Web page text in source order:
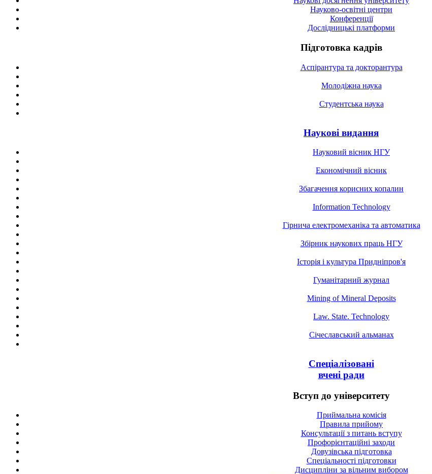
Науково-освітні центри
Конференції
Дослідницькі платформи
Підготовка кадрів
Аспірантура та докторантура
Молодіжна наука
Студентська наука
Наукові видання
Науковий вісник НГУ
Економічний вісник
Збагачення корисних копалин
Information Technology
Гірнича електромеханіка та автоматика
Збірник наукових праць НГУ
Історія і культура Придніпров'я
Гуманітарний журнал
Mining of Mineral Deposits
Law. State. Technology
Січеславський альманах
Спеціалізовані
вчені ради
Вступ до університету
Приймальна комісія
Правила прийому
Консультації з питань вступу
Профорієнтаційні заходи
Довузівська підготовка
Спецiальностi підготовки
Дисципліни за вільним вибором